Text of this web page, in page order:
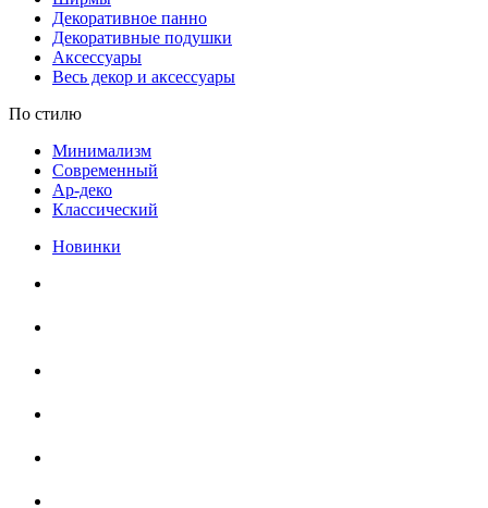
Декоративное панно
Декоративные подушки
Аксессуары